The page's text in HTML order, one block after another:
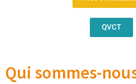
QVCT
Qui sommes-